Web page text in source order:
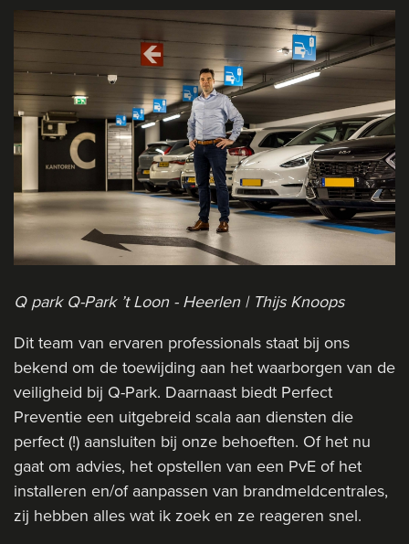
Q park Q-Park ’t Loon - Heerlen | Thijs Knoops
Dit team van ervaren professionals staat bij ons
bekend om de toewijding aan het waarborgen van de
veiligheid bij Q-Park. Daarnaast biedt Perfect
Preventie een uitgebreid scala aan diensten die
perfect (!) aansluiten bij onze behoeften. Of het nu
gaat om advies, het opstellen van een PvE of het
installeren en/of aanpassen van brandmeldcentrales,
zij hebben alles wat ik zoek en ze reageren snel.